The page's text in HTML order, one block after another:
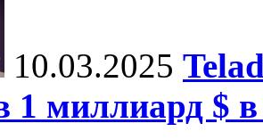
10.03.2025
1 миллиард $ в